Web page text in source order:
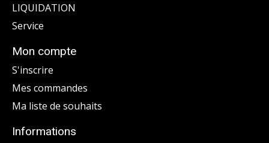
LIQUIDATION
Service
Mon compte
S'inscrire
Mes commandes
Ma liste de souhaits
Informations